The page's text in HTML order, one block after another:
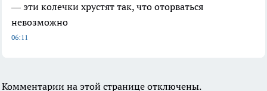
— эти колечки хрустят так, что оторваться
невозможно
06:11
Комментарии на этой странице отключены.